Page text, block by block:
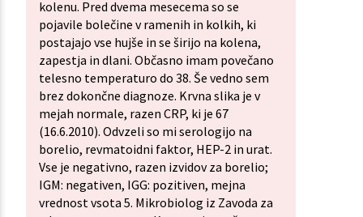
kolenu. Pred dvema mesecema so se
pojavile bolečine v ramenih in kolkih, ki
postajajo vse hujše in se širijo na kolena,
zapestja in dlani. Občasno imam povečano
telesno temperaturo do 38. Še vedno sem
brez dokončne diagnoze. Krvna slika je v
mejah normale, razen CRP, ki je 67
(16.6.2010). Odvzeli so mi serologijo na
borelio, revmatoidni faktor, HEP-2 in urat.
Vse je negativno, razen izvidov za borelio;
IGM: negativen, IGG: pozitiven, mejna
vrednost vsota 5. Mikrobiolog iz Zavoda za